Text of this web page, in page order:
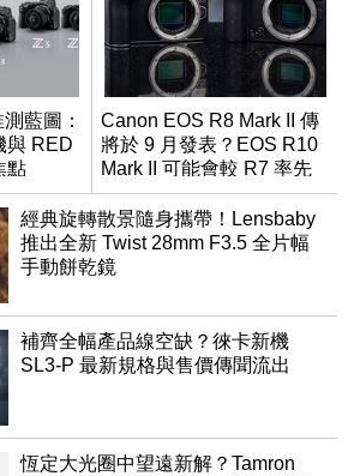
藍圖：
與 RED
點
Canon EOS R8 Mark II 傳
將於 9 月發表？EOS R10
Mark II 可能會較 R7 率先
推出
經典旋轉散景隨身攜帶！Lensbaby
推出全新 Twist 28mm F3.5 全片幅
手動餅乾鏡
補齊全幅產品線空缺？徠卡新機
SL3-P 最新規格與售價傳聞流出
恆定大光圈中望遠新解？Tamron